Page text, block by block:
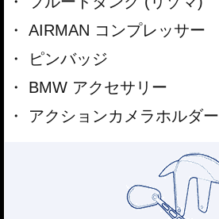
AIRMAN コンプレッサー
ピンバッジ
BMW アクセサリー
アクションカメラホルダー